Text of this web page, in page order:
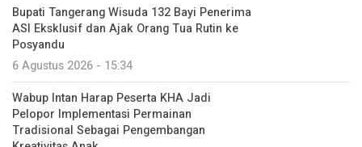
Bupati Tangerang Wisuda 132 Bayi Penerima
ASI Eksklusif dan Ajak Orang Tua Rutin ke
Posyandu
6 Agustus 2026 - 15:34
Wabup Intan Harap Peserta KHA Jadi
Pelopor Implementasi Permainan
Tradisional Sebagai Pengembangan